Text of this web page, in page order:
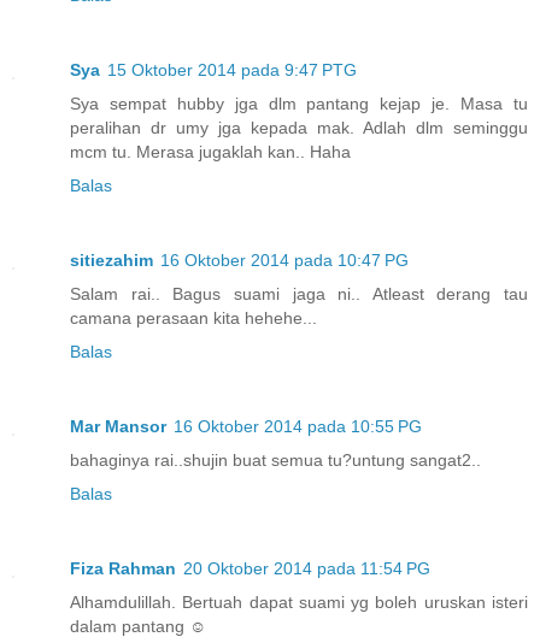
Sya 15 Oktober 2014 pada 9:47 PTG
Sya sempat hubby jga dlm pantang kejap je. Masa tu
peralihan dr umy jga kepada mak. Adlah dlm seminggu
mcm tu. Merasa jugaklah kan.. Haha
Balas
sitiezahim 16 Oktober 2014 pada 10:47 PG
Salam rai.. Bagus suami jaga ni.. Atleast derang tau
camana perasaan kita hehehe...
Balas
Mar Mansor 16 Oktober 2014 pada 10:55 PG
bahaginya rai..shujin buat semua tu?untung sangat2..
Balas
Fiza Rahman 20 Oktober 2014 pada 11:54 PG
Alhamdulillah. Bertuah dapat suami yg boleh uruskan isteri
dalam pantang ☺